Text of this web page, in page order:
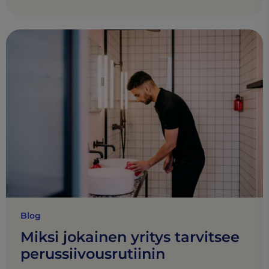
Blog
Miksi jokainen yritys tarvitsee
perussiivousrutiinin